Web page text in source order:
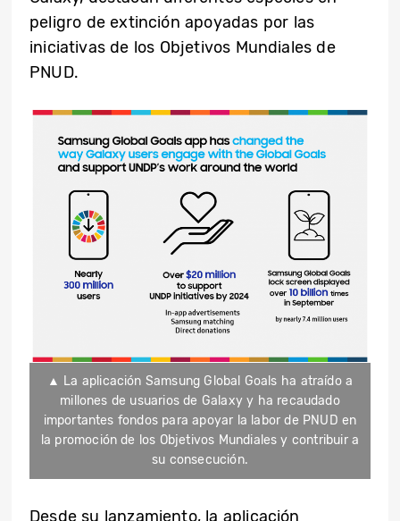
peligro de extinción apoyadas por las
iniciativas de los Objetivos Mundiales de
PNUD.
▲ La aplicación Samsung Global Goals ha atraído a
millones de usuarios de Galaxy y ha recaudado
importantes fondos para apoyar la labor de PNUD en
la promoción de los Objetivos Mundiales y contribuir a
su consecución.
Desde su lanzamiento, la aplicación